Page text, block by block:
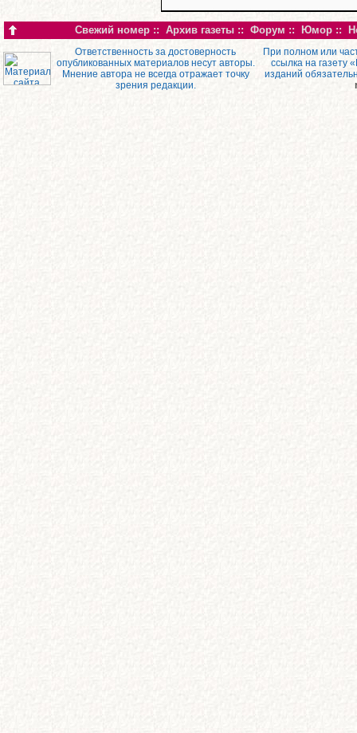
Свежий номер :: Архив газеты :: Форум :: Юмор ::
Ответственность за достоверность
опубликованных материалов несут авторы.
Мнение автора не всегда отражает точку
зрения редакции.
При полном или
ссылка на газету
изданий